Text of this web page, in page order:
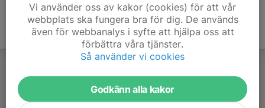
Vi använder oss av kakor (cookies) för att vår
webbplats ska fungera bra för dig. De används
även för webbanalys i syfte att hjälpa oss att
förbättra våra tjänster.
Så använder vi cookies
Godkänn alla kakor